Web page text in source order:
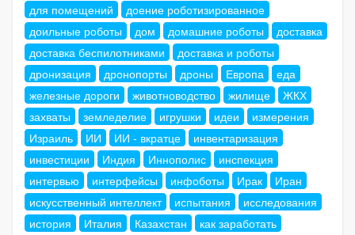
для помещений
доение роботизированное
доильные роботы
дом домашние роботы
доставка
доставка беспилотниками
доставка и роботы
дронизация
дронопорты дроны Европа
еда
железные дороги
животноводство жилище
ЖКХ
захваты
земледелие игрушки идеи
измерения
Израиль
ИИ ИИ - вкратце
инвентаризация
инвестиции
Индия Иннополис
инспекция
интервью
интерфейсы инфоботы Ирак
Иран
искусственный интеллект
испытания
исследования
история
Италия Казахстан
как заработать